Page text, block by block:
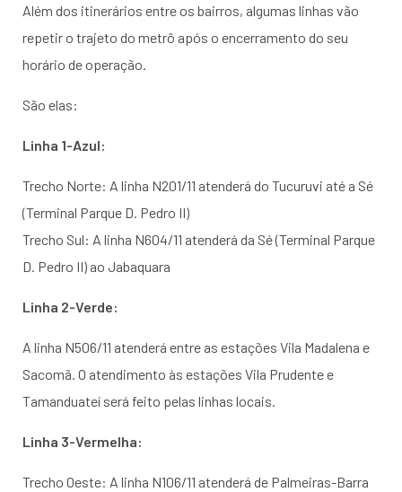
Além dos itinerários entre os bairros, algumas linhas vão
repetir o trajeto do metrô após o encerramento do seu
horário de operação.
São elas:
Linha 1-Azul:
Trecho Norte: A linha N201/11 atenderá do Tucuruvi até a Sé
(Terminal Parque D. Pedro II)
Trecho Sul: A linha N604/11 atenderá da Sé (Terminal Parque
D. Pedro II) ao Jabaquara
Linha 2-Verde:
A linha N506/11 atenderá entre as estações Vila Madalena e
Sacomã. O atendimento às estações Vila Prudente e
Tamanduateí será feito pelas linhas locais.
Linha 3-Vermelha:
Trecho Oeste: A linha N106/11 atenderá de Palmeiras-Barra